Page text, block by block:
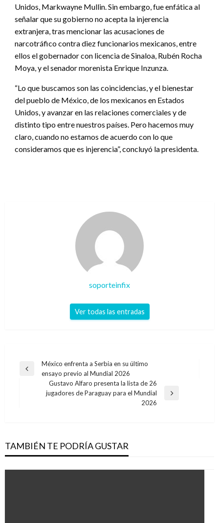
Unidos, Markwayne Mullin. Sin embargo, fue enfática al
señalar que su gobierno no acepta la injerencia
extranjera, tras mencionar las acusaciones de
narcotráfico contra diez funcionarios mexicanos, entre
ellos el gobernador con licencia de Sinaloa, Rubén Rocha
Moya, y el senador morenista Enrique Inzunza.
“Lo que buscamos son las coincidencias, y el bienestar
del pueblo de México, de los mexicanos en Estados
Unidos, y avanzar en las relaciones comerciales y de
distinto tipo entre nuestros países. Pero hacemos muy
claro, cuando no estamos de acuerdo con lo que
consideramos que es injerencia”, concluyó la presidenta.
soporteinfix
Ver todas las entradas
Navegación
entradas
Entrada
México enfrenta a Serbia en su último
ensayo previo al Mundial 2026
Entrada
Gustavo Alfaro presenta la lista de 26
jugadores de Paraguay para el Mundial
2026
TAMBIÉN TE PODRÍA GUSTAR